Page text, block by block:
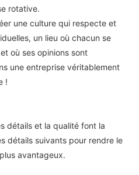
rotative.
une culture qui respecte et
un lieu où chacun se
où ses opinions sont
une entreprise véritablement
!
détails et la qualité font la
détails suivants pour rendre le
avantageux.